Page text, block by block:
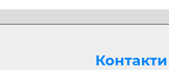
Контакти